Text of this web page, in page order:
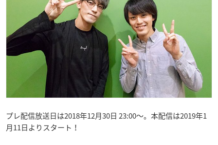
プレ配信放送日は2018年12月30日 23:00〜。本配信は2019年1
月11日よりスタート！